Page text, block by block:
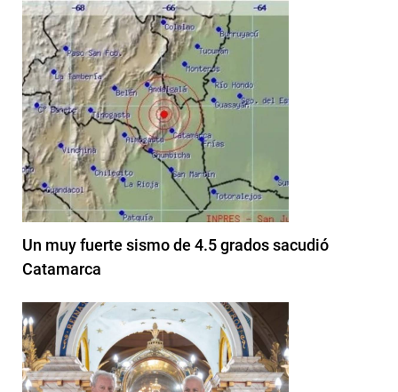
Un muy fuerte sismo de 4.5 grados sacudió
Catamarca